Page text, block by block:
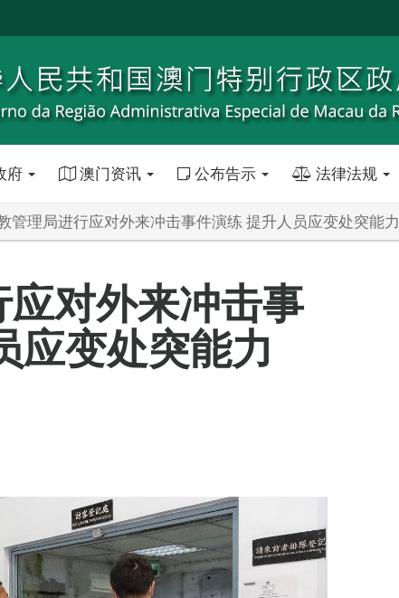
府 澳门资讯 公布告示 法律法规
管理局进行应对外来冲击事件演练 提升人员应变处突能力
对外来冲击事
应变处突能力